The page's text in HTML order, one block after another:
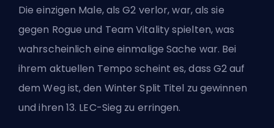
Die einzigen Male, als G2 verlor, war, als sie
gegen Rogue und Team Vitality spielten, was
wahrscheinlich eine einmalige Sache war. Bei
ihrem aktuellen Tempo scheint es, dass G2 auf
dem Weg ist, den Winter Split Titel zu gewinnen
und ihren 13. LEC-Sieg zu erringen.